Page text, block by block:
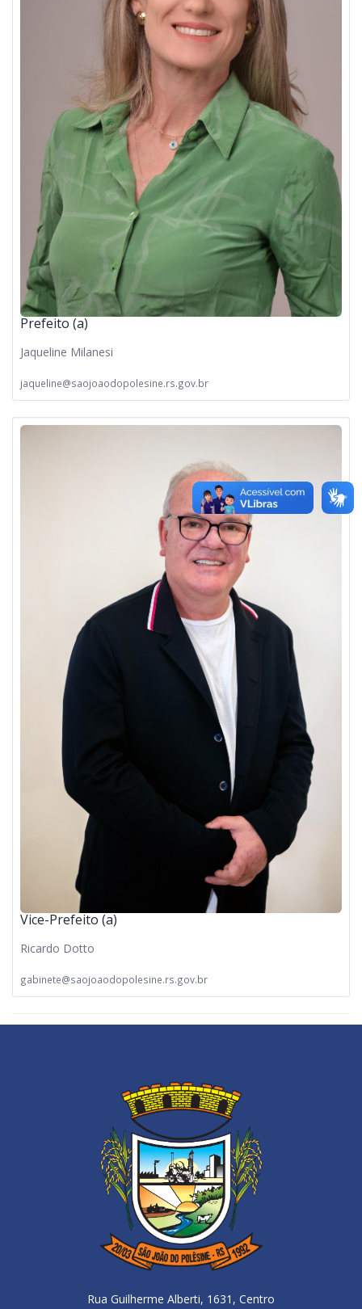
Prefeito (a)
Jaqueline Milanesi
jaqueline@saojoaodopolesine.rs.gov.br
Vice-Prefeito (a)
Ricardo Dotto
gabinete@saojoaodopolesine.rs.gov.br
Rua Guilherme Alberti, 1631, Centro